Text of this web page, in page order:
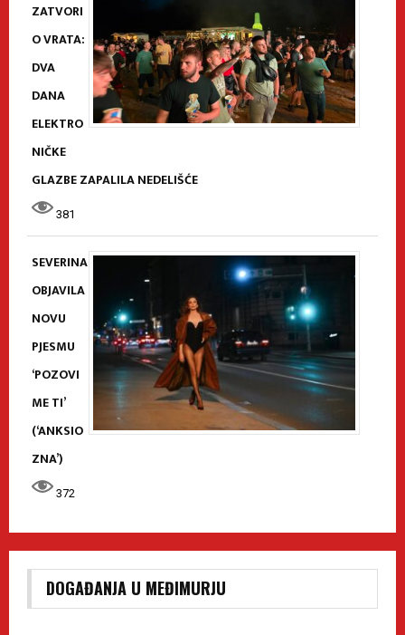
ZATVORI
O VRATA:
DVA
DANA
ELEKTRO
NIČKE
GLAZBE ZAPALILA NEDELIŠĆE
381
SEVERINA
OBJAVILA
NOVU
PJESMU
‘POZOVI
ME TI’
(‘ANKSIO
ZNA’)
372
DOGAĐANJA U MEĐIMURJU